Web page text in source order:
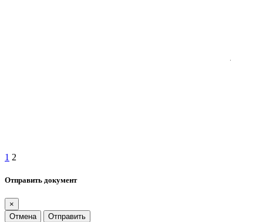
1 2
Отправить документ
×
Отмена
Отправить